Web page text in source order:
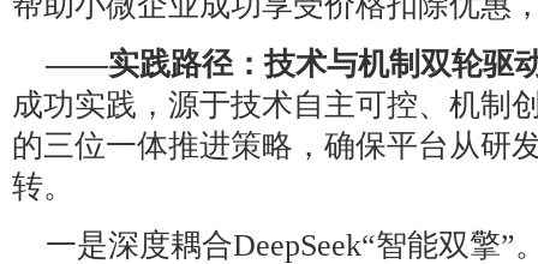
——实践路径：技术与机制双轮驱
成功实践，源于技术自主可控、机制
的三位一体推进策略，确保平台从研
转。
一是深度耦合DeepSeek“智能双擎”